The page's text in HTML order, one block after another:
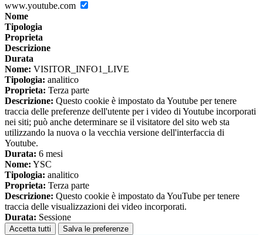
www.youtube.com
Nome
Tipologia
Proprieta
Descrizione
Durata
Nome: VISITOR_INFO1_LIVE
Tipologia: analitico
Proprieta: Terza parte
Descrizione: Questo cookie è impostato da Youtube per tenere
traccia delle preferenze dell'utente per i video di Youtube incorporati
nei siti; può anche determinare se il visitatore del sito web sta
utilizzando la nuova o la vecchia versione dell'interfaccia di
Youtube.
Durata: 6 mesi
Nome: YSC
Tipologia: analitico
Proprieta: Terza parte
Descrizione: Questo cookie è impostato da YouTube per tenere
traccia delle visualizzazioni dei video incorporati.
Durata: Sessione
Accetta tutti Salva le preferenze